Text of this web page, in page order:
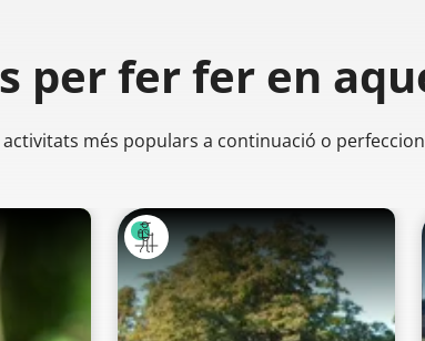
per ferfer en
més populars a continuació o